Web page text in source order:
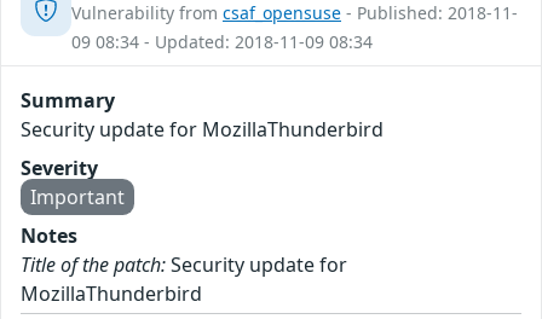
Vulnerability from csaf_opensuse - Published: 2018-11-
09 08:34 - Updated: 2018-11-09 08:34
Summary
Security update for MozillaThunderbird
Severity
Important
Notes
Title of the patch:Security update for
MozillaThunderbird